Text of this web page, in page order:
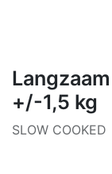
+/-1,5 kg
SLOW COOKED